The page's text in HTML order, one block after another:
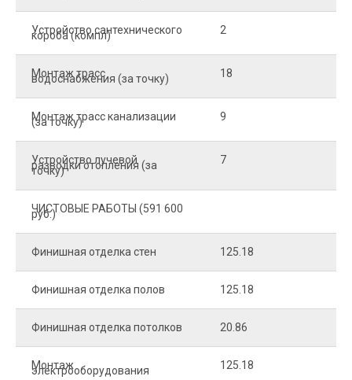
Устройство сантехнического
короба (компл) 2
Монтаж трасс
водоснабжения (за точку) 18
Монтаж трасс канализации
(за точку) 9
Устройство лучевой
разводки отопления (за
точку)
7
ЧИСТОВЫЕ РАБОТЫ (591 600
руб.)
Финишная отделка стен 125.18
Финишная отделка полов 125.18
Финишная отделка потолков 20.86
Монтаж
электрооборудования 125.18